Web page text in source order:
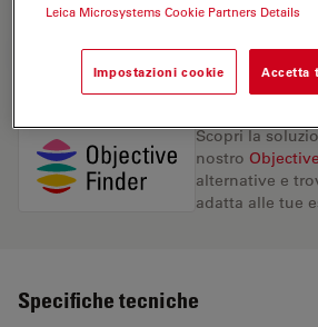
RICHIESTA DI PREVENTIVO
Scopri la
nostro
alternative e
adatta alle tue
Specifiche tecniche
Leica Microsystems Cookie Partners Details
Impostazioni cookie Accetta